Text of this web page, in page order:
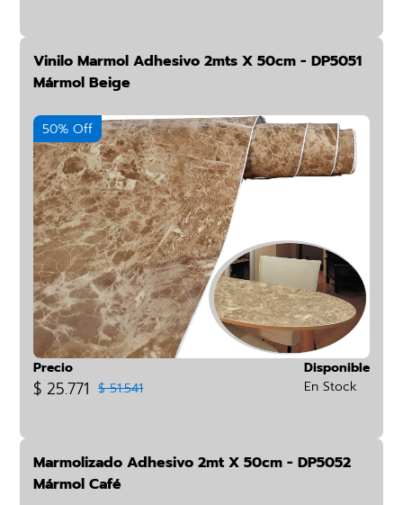
Vinilo Marmol Adhesivo 2mts X 50cm - DP5051
Mármol Beige
50% Off
Precio
$ 25.771 $ 51.541
Disponible
En Stock
Marmolizado Adhesivo 2mt X 50cm - DP5052
Mármol Café